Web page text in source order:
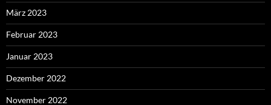
März 2023
Februar 2023
Januar 2023
Dezember 2022
November 2022